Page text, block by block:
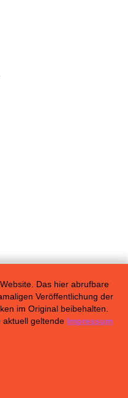
Das hier abrufbare
Veröffentlichung der
im Original beibehalten.
aktuell geltende Impressum